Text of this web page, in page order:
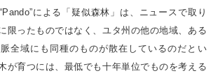
による「疑似森林」は、ニュースで取り
限ったものではなく、ユタ州の他の地域、ある
全域にも同種のものが散在しているのだとい
が育つには、最低でも十年単位でものを考える